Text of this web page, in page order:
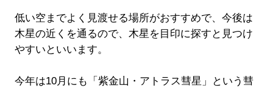
低い空までよく見渡せる場所がおすすめで、今後は
木星の近くを通るので、木星を目印に探すと見つけ
やすいといいます。
今年は10月にも「紫金山・アトラス彗星」という彗